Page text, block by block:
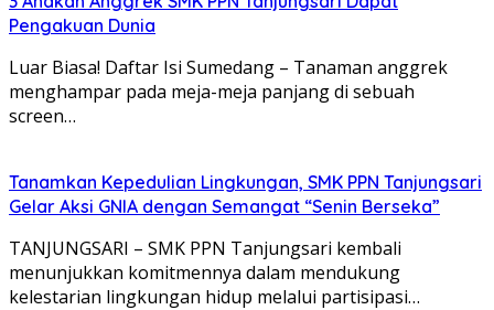
Pengakuan Dunia
Luar Biasa! Daftar Isi Sumedang – Tanaman anggrek
menghampar pada meja-meja panjang di sebuah
screen…
Tanamkan Kepedulian Lingkungan, SMK PPN Tanjungsari
Gelar Aksi GNIA dengan Semangat “Senin Berseka”
TANJUNGSARI – SMK PPN Tanjungsari kembali
menunjukkan komitmennya dalam mendukung
kelestarian lingkungan hidup melalui partisipasi…